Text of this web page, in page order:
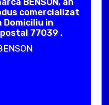
comercializat
Domiciliu in
postal 77039 .